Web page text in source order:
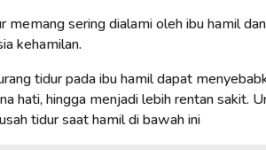
memang sering dialami oleh ibu hamil
kehamilan.
tidur pada ibu hamil dapat
hati, hingga menjadi lebih rentan sakit.
tidur saat hamil di bawah ini